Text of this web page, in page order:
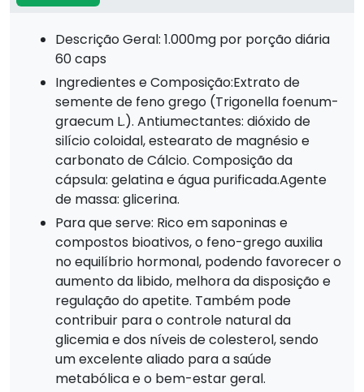
Descrição Geral: 1.000mg por porção diária
60 caps
Ingredientes e Composição:Extrato de
semente de feno grego (Trigonella foenum-
graecum L.). Antiumectantes: dióxido de
silício coloidal, estearato de magnésio e
carbonato de Cálcio. Composição da
cápsula: gelatina e água purificada.Agente
de massa: glicerina.
Para que serve: Rico em saponinas e
compostos bioativos, o feno-grego auxilia
no equilíbrio hormonal, podendo favorecer o
aumento da libido, melhora da disposição e
regulação do apetite. Também pode
contribuir para o controle natural da
glicemia e dos níveis de colesterol, sendo
um excelente aliado para a saúde
metabólica e o bem-estar geral.